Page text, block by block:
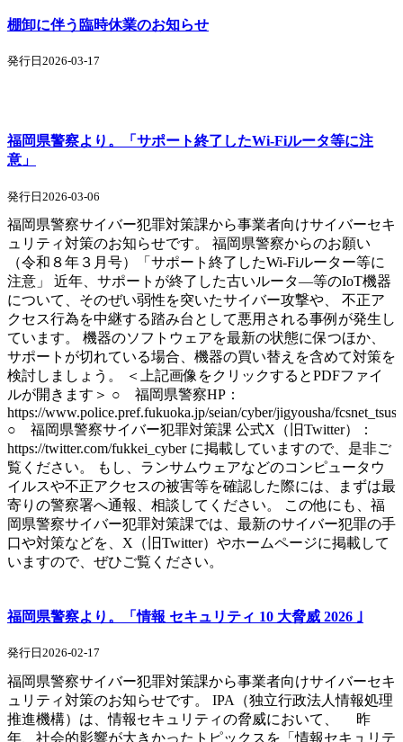
棚卸に伴う臨時休業のお知らせ
発行日2026-03-17
福岡県警察より。「サポート終了したWi-Fiルータ等に注
意」
発行日2026-03-06
福岡県警察サイバー犯罪対策課から事業者向けサイバーセキ
ュリティ対策のお知らせです。 福岡県警察からのお願い
（令和８年３月号）「サポート終了したWi-Fiルーター等に
注意」 近年、サポートが終了した古いルータ―等のIoT機器
について、そのぜい弱性を突いたサイバー攻撃や、 不正ア
クセス行為を中継する踏み台として悪用される事例が発生し
ています。 機器のソフトウェアを最新の状態に保つほか、
サポートが切れている場合、機器の買い替えを含めて対策を
検討しましょう。 ＜上記画像をクリックするとPDFファイ
ルが開きます＞ ○ 福岡県警察HP：
https://www.police.pref.fukuoka.jp/seian/cyber/jigyousha/
○ 福岡県警察サイバー犯罪対策課 公式X（旧Twitter）：
https://twitter.com/fukkei_cyber に掲載していますので、是非ご
覧ください。 もし、ランサムウェアなどのコンピュータウ
イルスや不正アクセスの被害等を確認した際には、まずは最
寄りの警察署へ通報、相談してください。 この他にも、福
岡県警察サイバー犯罪対策課では、最新のサイバー犯罪の手
口や対策などを、X（旧Twitter）やホームページに掲載して
いますので、ぜひご覧ください。
福岡県警察より。「情報 セキュリティ 10 大脅威 2026 ｣
発行日2026-02-17
福岡県警察サイバー犯罪対策課から事業者向けサイバーセキ
ュリティ対策のお知らせです。 IPA（独立行政法人情報処理
推進機構）は、情報セキュリティの脅威において、 昨
年、社会的影響が大きかったトピックスを「情報セキュリテ